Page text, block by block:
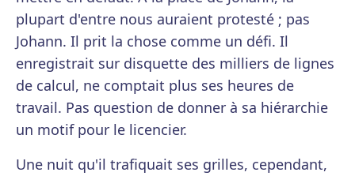
plupart d'entre nous auraient protesté ; pas
Johann. Il prit la chose comme un défi. Il
enregistrait sur disquette des milliers de lignes
de calcul, ne comptait plus ses heures de
travail. Pas question de donner à sa hiérarchie
un motif pour le licencier.
Une nuit qu'il trafiquait ses grilles, cependant,